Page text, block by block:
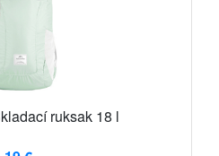
ruksak 18 l